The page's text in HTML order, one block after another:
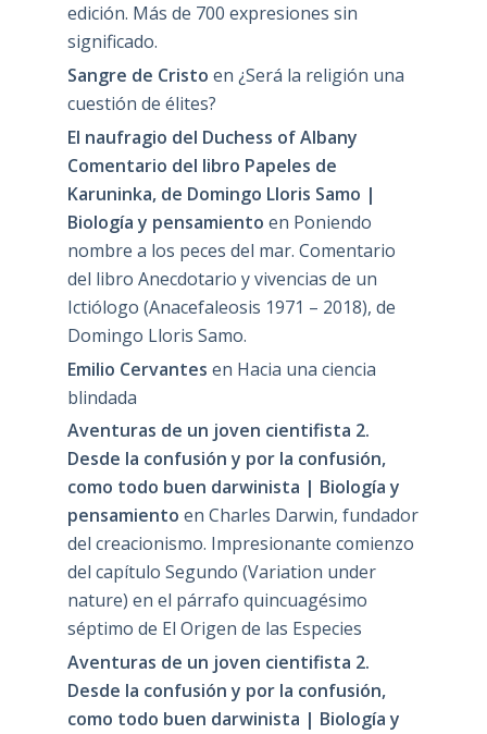
edición. Más de 700 expresiones sin
significado.
Sangre de Cristo en ¿Será la religión una
cuestión de élites?
El naufragio del Duchess of Albany
Comentario del libro Papeles de
Karuninka, de Domingo Lloris Samo |
Biología y pensamiento en Poniendo
nombre a los peces del mar. Comentario
del libro Anecdotario y vivencias de un
Ictiólogo (Anacefaleosis 1971 – 2018), de
Domingo Lloris Samo.
Emilio Cervantes en Hacia una ciencia
blindada
Aventuras de un joven cientifista 2.
Desde la confusión y por la confusión,
como todo buen darwinista | Biología y
pensamiento en Charles Darwin, fundador
del creacionismo. Impresionante comienzo
del capítulo Segundo (Variation under
nature) en el párrafo quincuagésimo
séptimo de El Origen de las Especies
Aventuras de un joven cientifista 2.
Desde la confusión y por la confusión,
como todo buen darwinista | Biología y